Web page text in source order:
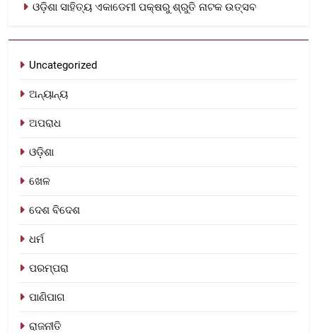
ଓଡ଼ିଶା ସାହିତ୍ୟ ଏକାଡେମୀ ପକ୍ଷରୁ ଶ୍ରୁତି ନାଟକ ଉତ୍ସବ
Uncategorized
ଅନ୍ୟାନ୍ୟ
ଅପରାଧ
ଓଡ଼ିଶା
ଖେଳ
ଦେଶ ବିଦେଶ
ଧର୍ମ
ପରମ୍ପରା
ପାଣିପାଗ
ରାଜନୀତି